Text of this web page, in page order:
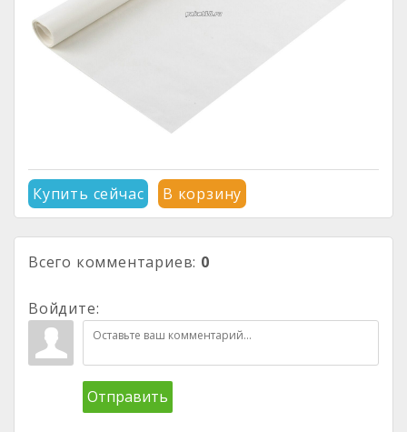
Купить сейчас В корзину
Всего комментариев: 0
Войдите:
Отправить